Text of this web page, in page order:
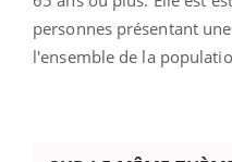
personnes présentant
l'ensemble de la